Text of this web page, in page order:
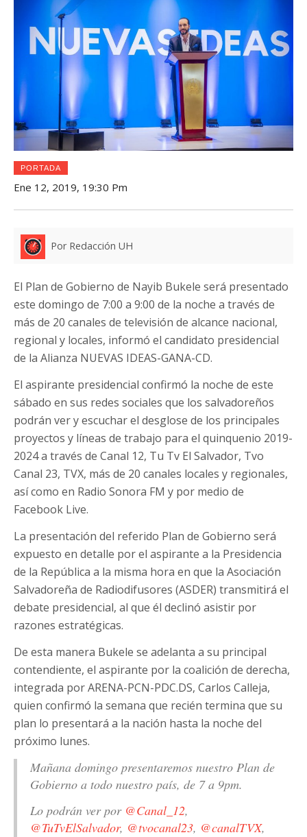
PORTADA
Ene 12, 2019, 19:30 Pm
Por Redacción UH
El Plan de Gobierno de Nayib Bukele será presentado
este domingo de 7:00 a 9:00 de la noche a través de
más de 20 canales de televisión de alcance nacional,
regional y locales, informó el candidato presidencial
de la Alianza NUEVAS IDEAS-GANA-CD.
El aspirante presidencial confirmó la noche de este
sábado en sus redes sociales que los salvadoreños
podrán ver y escuchar el desglose de los principales
proyectos y líneas de trabajo para el quinquenio 2019-
2024 a través de Canal 12, Tu Tv El Salvador, Tvo
Canal 23, TVX, más de 20 canales locales y regionales,
así como en Radio Sonora FM y por medio de
Facebook Live.
La presentación del referido Plan de Gobierno será
expuesto en detalle por el aspirante a la Presidencia
de la República a la misma hora en que la Asociación
Salvadoreña de Radiodifusores (ASDER) transmitirá el
debate presidencial, al que él declinó asistir por
razones estratégicas.
De esta manera Bukele se adelanta a su principal
contendiente, el aspirante por la coalición de derecha,
integrada por ARENA-PCN-PDC.DS, Carlos Calleja,
quien confirmó la semana que recién termina que su
plan lo presentará a la nación hasta la noche del
próximo lunes.
Mañana domingo presentaremos nuestro Plan de
Gobierno a todo nuestro país, de 7 a 9pm.
Lo podrán ver por @Canal_12,
@TuTvElSalvador, @tvocanal23, @canalTVX,